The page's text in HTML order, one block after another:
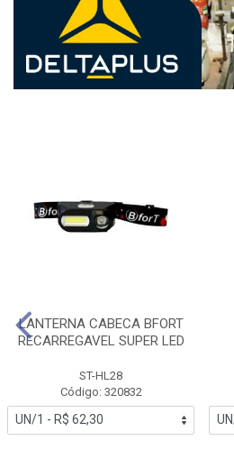
LANTERNA CABECA BFORT
RECARREGAVEL SUPER LED
ST-HL28
Código: 320832